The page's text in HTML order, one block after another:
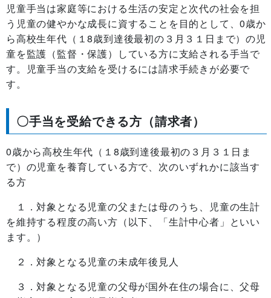
児童手当は家庭等における生活の安定と次代の社会を担
う児童の健やかな成長に資することを目的として、0歳か
ら高校生年代（１8歳到達後最初の３月３１日まで）の児
童を監護（監督・保護）している方に支給される手当で
す。児童手当の支給を受けるには請求手続きが必要で
す。
〇手当を受給できる方（請求者）
0歳から高校生年代（１8歳到達後最初の３月３１日ま
で）の児童を養育している方で、次のいずれかに該当す
る方
１．対象となる児童の父または母のうち、児童の生計
を維持する程度の高い方（以下、「生計中心者」といい
ます。）
２．対象となる児童の未成年後見人
３．対象となる児童の父母が国外在住の場合に、父母